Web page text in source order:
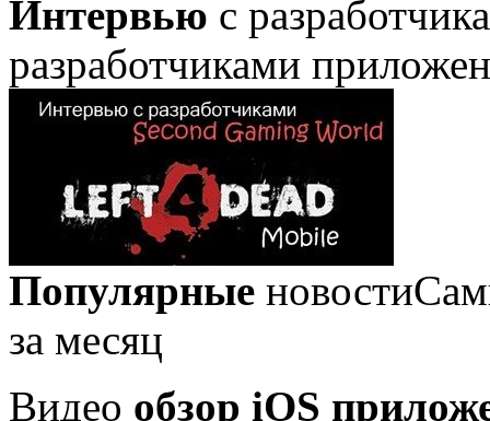
Интервью с
разработчиками
Популярные новости
за месяц
Видео обзор iOS